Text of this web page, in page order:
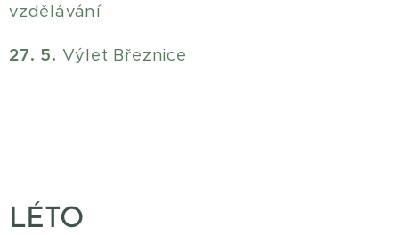
vzdělávání
27. 5. Výlet Březnice
LÉTO